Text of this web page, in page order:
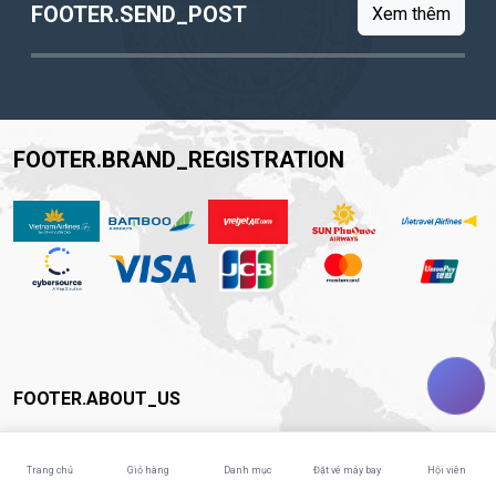
Trang chủ Giỏ hàng Danh mục Đặt vé máy bay Hội viên
FOOTER.SEND_POST Xem thêm
FOOTER.BRAND_REGISTRATION
FOOTER.ABOUT_US
about.title
footer.legal